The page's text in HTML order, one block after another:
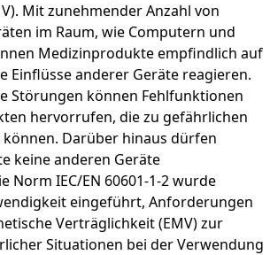
Mit zunehmender Anzahl von
im Raum, wie Computern und
Medizinprodukte empfindlich auf
Einflüsse anderer Geräte reagieren.
Störungen können Fehlfunktionen
hervorrufen, die zu gefährlichen
Darüber hinaus dürfen
keine anderen Geräte
Norm IEC/EN 60601-1-2 wurde
eingeführt, Anforderungen
Verträglichkeit (EMV) zur
Situationen bei der Verwendung